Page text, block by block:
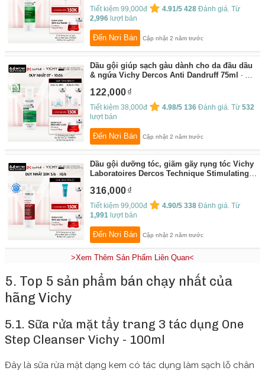
Tiết kiệm 99,000đ 4.91/5 428 Đánh giá. Từ
2,996 lượt bán
Đến Nơi Bán Cập nhật 2 năm trước
Dầu gội giúp sạch gàu dành cho da đầu dầu
& ngứa Vichy Dercos Anti Dandruff 75ml
By:
122,000
Tiết kiệm 38,000đ 4.98/5 136 Đánh giá. Từ532
lượt bán
Đến Nơi Bán Cập nhật 2 năm trước
Dầu gội dưỡng tóc, giãm gãy rụng tóc Vichy
Laboratoires Dercos Technique Stimulating
treatments 200ml
316,000
Tiết kiệm 99,000đ 4.90/5 338 Đánh giá. Từ
1,991 lượt bán
Đến Nơi Bán Cập nhật 2 năm trước
>Xem Thêm Sản Phẩm Liên Quan<
5. Top 5 sản phẩm bán chạy nhất của
hãng Vichy
5.1. Sữa rửa mặt tẩy trang 3 tác dụng One
Step Cleanser Vichy - 100ml
Đây là sữa rửa mặt dạng kem có tác dụng làm sạch lỗ chân